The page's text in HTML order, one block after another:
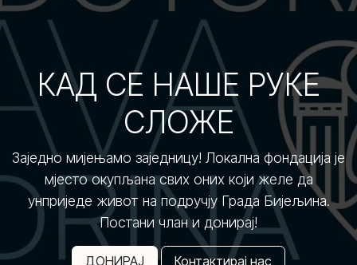
КАД СЕ НАШЕ РУКЕ
СЛОЖЕ
Заједно мијењамо заједницу! Локална фондација је
мјесто окупљана свих оних који желе да
унприједе живот на подручју Града Бијељина.
Постани члан и донирај!
ДОНИРАЈ Контактирај нас